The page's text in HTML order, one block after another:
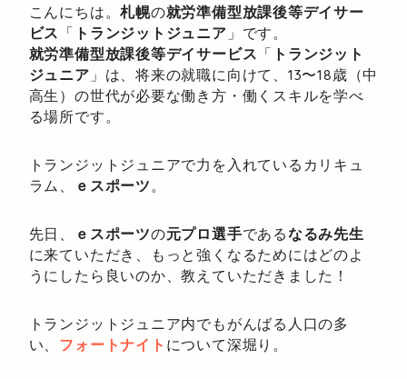
こんにちは。札幌の就労準備型放課後等デイサー
ビス 「 トランジットジュニア 」です。
就労準備型放課後等デイサービス 「 トランジット
ジュニア 」は、将来の就職に向けて、13〜18歳（中
高生）の世代が必要な働き方・働くスキルを学べ
る場所です。
トランジットジュニアで力を入れているカリキュ
ラム、
ｅスポーツ。
先日、 ｅスポーツの元プロ選手であるなるみ先生
に来ていただき、もっと強くなるためにはどのよ
うにしたら良いのか、教えていただきました！
トランジットジュニア内でもがんばる人口の多
い、 フォートナイト について深堀り。